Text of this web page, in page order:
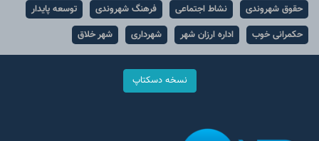
حقوق شهروندی
نشاط اجتماعی فرهنگ شهروندی
توسعه پایدار
حکمرانی خوب
اداره ارزان شهر شهرداری شهر خلاق
نسخه دسکتاپ